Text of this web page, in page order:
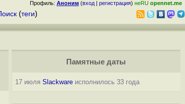
Профиль: Аноним (вход | регистрация) неRU opennet.me
(теги)
Памятные даты
17 июля Slackwareисполнилось 33 года